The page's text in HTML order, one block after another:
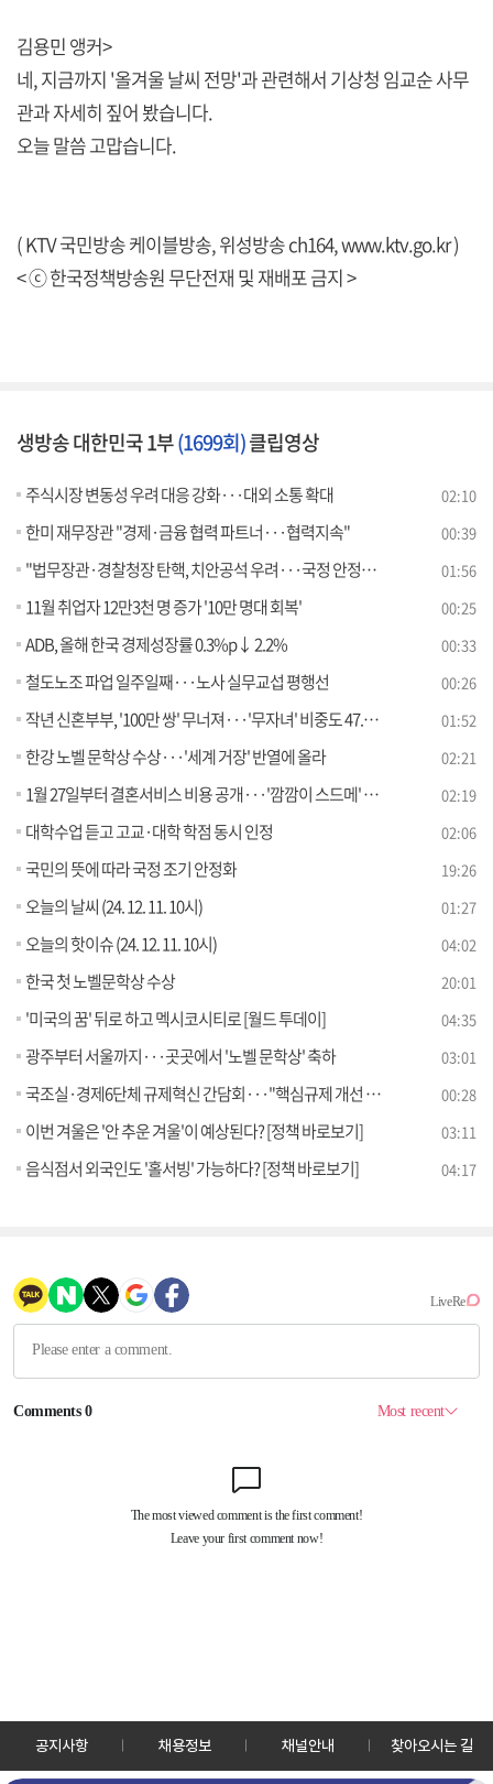
김용민 앵커>
네, 지금까지 '올겨울 날씨 전망'과 관련해서 기상청 임교순 사무
관과 자세히 짚어 봤습니다.
오늘 말씀 고맙습니다.
( KTV 국민방송 케이블방송, 위성방송 ch164,www.ktv.go.kr)
< ⓒ 한국정책방송원 무단전재 및 재배포 금지 >
생방송 대한민국 1부(1699회)클립영상
주식시장 변동성 우려 대응 강화···대외 소통 확대 02:10
한미 재무장관 "경제·금융 협력 파트너···협력지속" 00:39
"법무장관·경찰청장 탄핵, 치안공석 우려···국정 안정에 전력" 01:56
11월 취업자 12만3천 명 증가 '10만 명대 회복' 00:25
ADB, 올해 한국 경제성장률 0.3%p↓ 2.2% 00:33
철도노조 파업 일주일째···노사 실무교섭 평행선 00:26
작년 신혼부부, '100만 쌍' 무너져···'무자녀' 비중도 47.5% 01:52
한강 노벨 문학상 수상···'세계 거장' 반열에 올라 02:21
1월 27일부터 결혼서비스 비용 공개···'깜깜이 스드메' 손질 02:19
대학수업 듣고 고교·대학 학점 동시 인정 02:06
국민의 뜻에 따라 국정 조기 안정화 19:26
오늘의 날씨 (24. 12. 11. 10시) 01:27
오늘의 핫이슈 (24. 12. 11. 10시) 04:02
한국 첫 노벨문학상 수상 20:01
'미국의 꿈' 뒤로 하고 멕시코시티로 [월드 투데이] 04:35
광주부터 서울까지···곳곳에서 '노벨 문학상' 축하 03:01
국조실·경제6단체 규제혁신 간담회···"핵심규제 개선 강화" 00:28
이번 겨울은 '안 추운 겨울'이 예상된다? [정책 바로보기] 03:11
음식점서 외국인도 '홀서빙' 가능하다? [정책 바로보기] 04:17
공지사항 채용정보 채널안내 찾아오시는 길